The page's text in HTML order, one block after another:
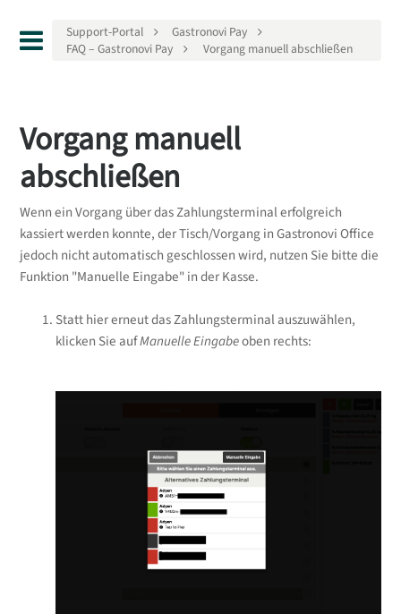
Support-Portal
Gastronovi Pay
FAQ – Gastronovi Pay
Vorgang manuell abschließen
Vorgang manuell
abschließen
Wenn ein Vorgang über das Zahlungsterminal erfolgreich
kassiert werden konnte, der Tisch/Vorgang in Gastronovi Office
jedoch nicht automatisch geschlossen wird, nutzen Sie bitte die
Funktion "Manuelle Eingabe" in der Kasse.
Statt hier erneut das Zahlungsterminal auszuwählen,
klicken Sie aufManuelle Eingabeoben rechts: